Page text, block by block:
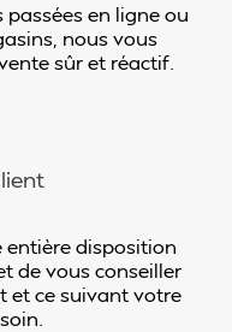
en ligne ou
nous vous
sûr et réactif.
entière disposition
de vous conseiller
et ce suivant votre